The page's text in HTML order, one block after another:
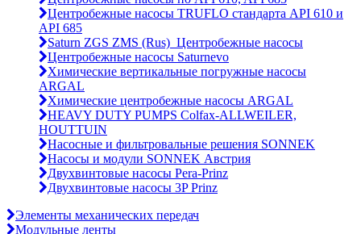
Центробежные насосы TRUFLO стандарта API 610 и
API 685
Saturn ZGS ZMS (Rus)_Центробежные насосы
Центробежные насосы Saturnevo
Химические вертикальные погружные насосы
ARGAL
Химические центробежные насосы ARGAL
HEAVY DUTY PUMPS Colfax-ALLWEILER,
HOUTTUIN
Насосные и фильтровальные решения SONNEK
Насосы и модули SONNEK Австрия
Двухвинтовые насосы Pera-Prinz
Двухвинтовые насосы 3P Prinz
Элементы механических передач
Модульные ленты